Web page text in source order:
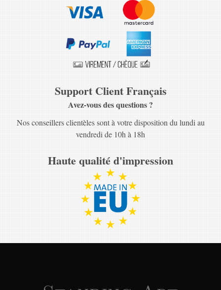
Support Client Français
Avez-vous des questions ?
Nos conseillers clientèles sont à votre disposition du lundi au
vendredi de 10h à 18h
Haute qualité d'impression